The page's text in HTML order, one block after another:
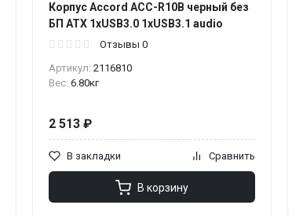
Корпус Accord ACC-R10B черный без
БП ATX 1xUSB3.0 1xUSB3.1 audio
Отзывы 0
Артикул: 2116810
Вес: 6.80кг
2 513 ₽
В закладки Сравнить
В корзину